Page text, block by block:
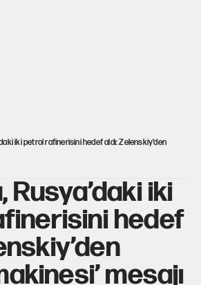
iki petrol rafinerisini hedef aldı: Zelenskiy’den
Rusya’daki iki
hedef
mesajı